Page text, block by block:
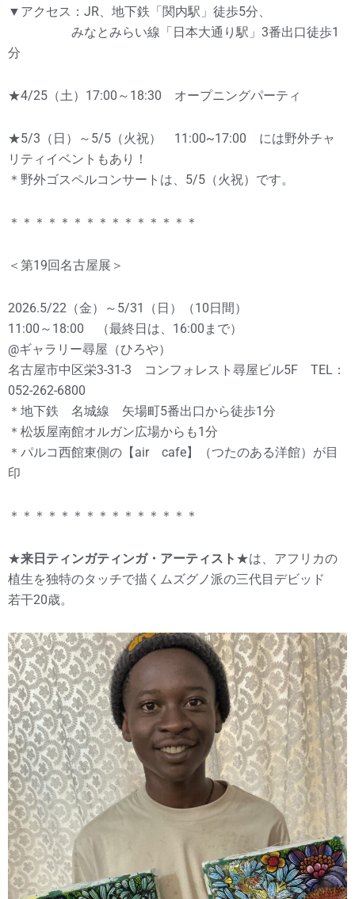
▼アクセス：JR、地下鉄「関内駅」徒歩5分、
みなとみらい線「日本大通り駅」3番出口徒歩1
分
★4/25（土）17:00～18:30 オープニングパーティ
★5/3（日）～5/5（火祝） 11:00~17:00 には野外チャ
リティイベントもあり！
＊野外ゴスペルコンサートは、5/5（火祝）です。
＊＊＊＊＊＊＊＊＊＊＊＊＊＊＊
＜第19回名古屋展＞
2026.5/22（金）～5/31（日）（10日間）
11:00～18:00 （最終日は、16:00まで）
@ギャラリー尋屋（ひろや）
名古屋市中区栄3-31-3 コンフォレスト尋屋ビル5F TEL：
052-262-6800
＊地下鉄 名城線 矢場町5番出口から徒歩1分
＊松坂屋南館オルガン広場からも1分
＊パルコ西館東側の【air cafe】（つたのある洋館）が目
印
＊＊＊＊＊＊＊＊＊＊＊＊＊＊＊
★来日ティンガティンガ・アーティスト ★は、アフリカの
植生を独特のタッチで描くムズグノ派の三代目デビッド
若干20歳。